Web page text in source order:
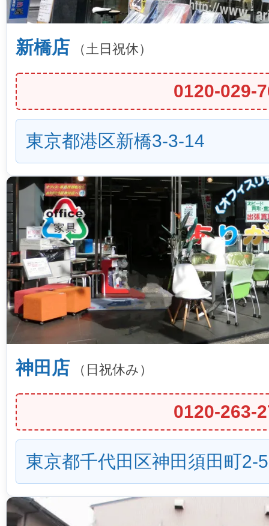
新橋店 （土日祝休）
0120-029-
東京都港区新橋3-3-14
神田店 （日祝休み）
0120-263-
東京都千代田区神田須田町2-